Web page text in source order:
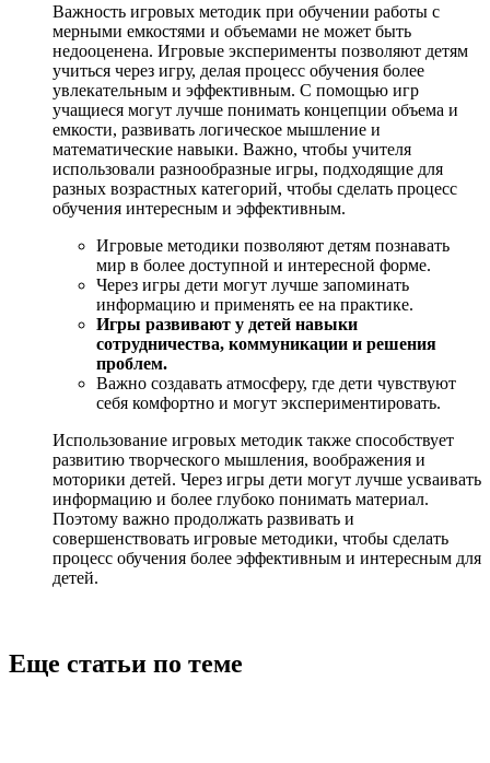
Важность игровых методик при обучении работы с
мерными емкостями и объемами не может быть
недооценена. Игровые эксперименты позволяют детям
учиться через игру, делая процесс обучения более
увлекательным и эффективным. С помощью игр
учащиеся могут лучше понимать концепции объема и
емкости, развивать логическое мышление и
математические навыки. Важно, чтобы учителя
использовали разнообразные игры, подходящие для
разных возрастных категорий, чтобы сделать процесс
обучения интересным и эффективным.
Игровые методики позволяют детям познавать
мир в более доступной и интересной форме.
Через игры дети могут лучше запоминать
информацию и применять ее на практике.
Игры развивают у детей навыки
сотрудничества, коммуникации и решения
проблем.
Важно создавать атмосферу, где дети чувствуют
себя комфортно и могут экспериментировать.
Использование игровых методик также способствует
развитию творческого мышления, воображения и
моторики детей. Через игры дети могут лучше усваивать
информацию и более глубоко понимать материал.
Поэтому важно продолжать развивать и
совершенствовать игровые методики, чтобы сделать
процесс обучения более эффективным и интересным для
детей.
Еще статьи по теме